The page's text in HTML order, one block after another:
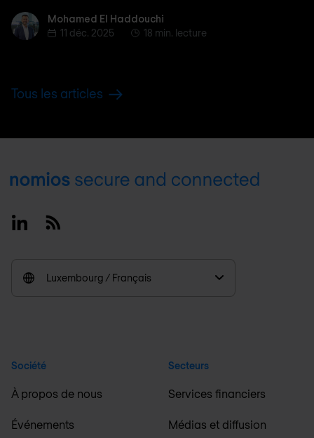
Mohamed El Haddouchi
Mohamed El Haddouchi
11 déc. 2025
18 min. lecture
Tous les articles
Footer
LinkedinRSS
Luxembourg / Français
Société
À propos de nous
Événements
Secteurs
Services financiers
Médias et diffusion